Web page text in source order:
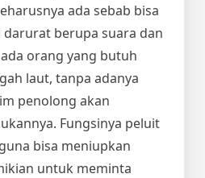
ada sebab bisa
berupa suara dan
orang yang butuh
laut, tanpa adanya
penolong akan
Fungsinya peluit
bisa meniupkan
untuk meminta